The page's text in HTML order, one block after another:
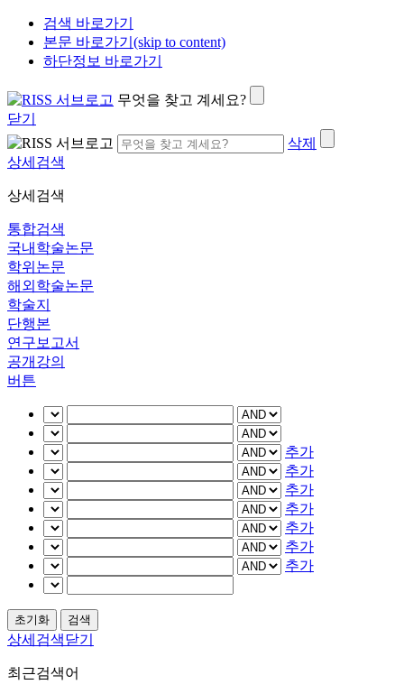
검색 바로가기
본문 바로가기(skip to content)
하단정보 바로가기
무엇을 찾고 계세요?
닫기
삭제
상세검색
상세검색
통합검색
국내학술논문
학위논문
해외학술논문
학술지
단행본
연구보고서
공개강의
버튼
추가
추가
추가
추가
추가
추가
추가
상세검색닫기
최근검색어